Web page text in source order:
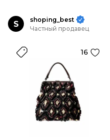
S
shoping_best
Частный продавец
16